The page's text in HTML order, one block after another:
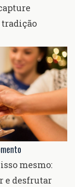
tradição
mesmo:
e desfrutar